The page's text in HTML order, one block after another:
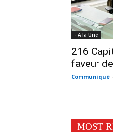
- A la Une
216
faveur
Communiqué -
MOST